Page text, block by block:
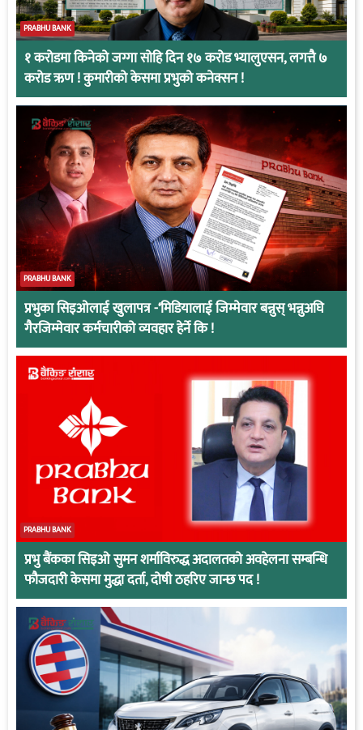
PRABHU BANK
१ करोडमा किनेको जग्गा सोहि दिन १७ करोड भ्यालुएसन, लगत्तै ७
करोड ऋण ! कुमारीको केसमा प्रभुको कनेक्सन !
PRABHU BANK
प्रभुका सिइओलाई खुलापत्र -‘मिडियालाई जिम्मेवार बन्नुस् भन्नुअघि
गैरजिम्मेवार कर्मचारीको व्यवहार हेर्ने कि !
PRABHU BANK
प्रभु बैंकका सिइओ सुमन शर्माविरुद्ध अदालतको अवहेलना सम्बन्धि
फौजदारी केसमा मुद्धा दर्ता, दोषी ठहरिए जान्छ पद !